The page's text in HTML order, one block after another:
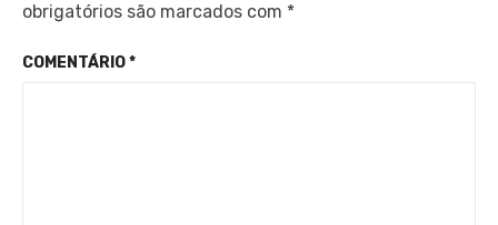
obrigatórios são marcados com *
COMENTÁRIO*